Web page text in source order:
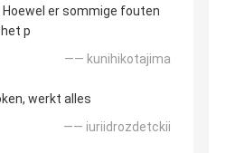
Hoewel er sommige fouten
p
—— kunihikotajima
werkt alles
—— iuriidrozdetckii